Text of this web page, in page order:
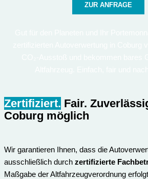
ZUR ANFRAGE
Zertifiziert. Fair.
Coburg möglich
Wir garantieren Ihnen, dass die
ausschließlich durch zertifizierte
Maßgabe der Altfahrzeugverordnung